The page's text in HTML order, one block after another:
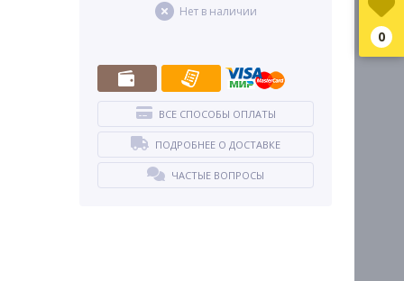
Нет в наличии
ВСЕ СПОСОБЫ ОПЛАТЫ
ПОДРОБНЕЕ О ДОСТАВКЕ
ЧАСТЫЕ ВОПРОСЫ
0